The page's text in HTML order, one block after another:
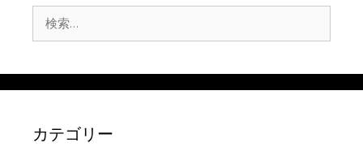
索:
カテゴリー